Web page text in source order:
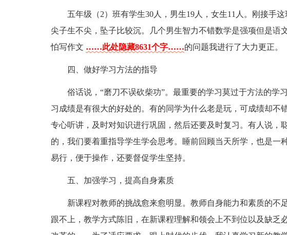
五年级（2）班有学生30人，男生19人，女生11人。刚接手
尖子生不尖，坠子比较沉。几个男生智力不错数学是强项但是语
怕写作文 ……此处隐藏8631个字……的问题我进行了大力更正。
四、做好学习方法的指导
俗话说，“磨刀不误砍柴功”。最重要的学习莫过于方法的学
习成绩是有很大的好处的。有的同学为什么老是玩，可成绩却不
专心听讲，及时对知识进行巩固，然后还要及时复习。有人说，
的，我们要着重指导学生学会思考。睡前回顾当天所学，也是一
易行，便于操作，还要督促学生坚持。
五、加强学习，提高自身素质
新课程对教师的挑战愈来愈明显。教师自身能力和素质的不
跟不上，教学方式陈旧，在新课程理解和领会上不到位以及缺乏